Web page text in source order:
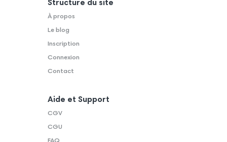
Structure du site
À propos
Le blog
Inscription
Connexion
Contact
Aide et Support
CGV
CGU